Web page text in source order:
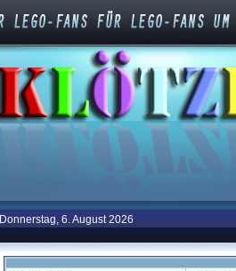
Donnerstag, 6. August 2026